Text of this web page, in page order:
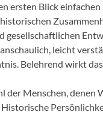
ersten Blick
gesellschaftlichen
leicht
Belehrend wirkt
der Men­schen, denen